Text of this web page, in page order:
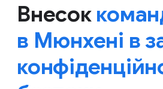
Внесок
в Мюнхені в